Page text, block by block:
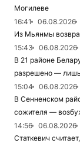
Могилеве
16:41
06.08.2026
Из Мьянмы
15:43
06.08.2026
В 21 районе
разрешено —
15:04
06.08.2026
В Сенненском
сожителя —
14:56
06.08.2026
Статкевич